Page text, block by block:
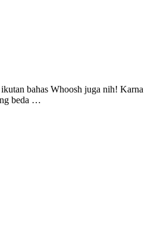
bahas Whoosh juga nih! Karna
beda …